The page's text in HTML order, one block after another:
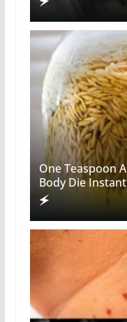
One Teaspoon
Body Die